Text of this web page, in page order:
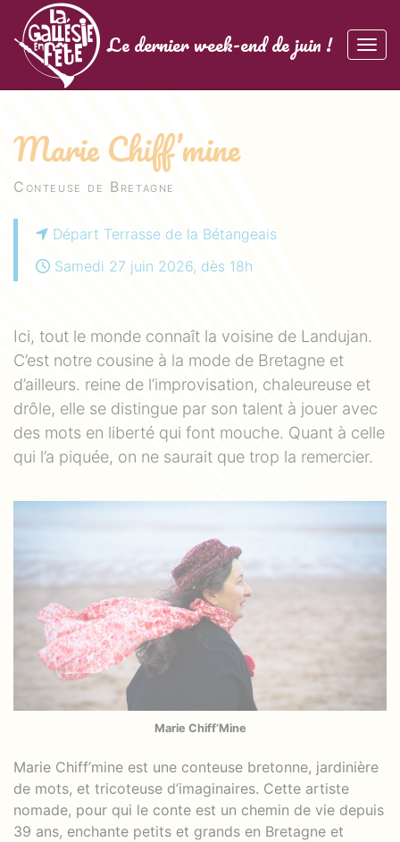
La Gallésie en Fête
Le dernier week-end de juin !
Marie Chiff’mine
Conteuse de Bretagne
Départ Terrasse de la Bétangeais
Samedi 27 juin 2026, dès 18h
Ici, tout le monde connaît la voisine de Landujan.
C’est notre cousine à la mode de Bretagne et
d’ailleurs. reine de l’improvisation, chaleureuse et
drôle, elle se distingue par son talent à jouer avec
des mots en liberté qui font mouche. Quant à celle
qui l’a piquée, on ne saurait que trop la remercier.
Marie Chiff’Mine
Marie Chiff’mine est une conteuse bretonne, jardinière
de mots, et tricoteuse d’imaginaires. Cette artiste
nomade, pour qui le conte est un chemin de vie depuis
39 ans, enchante petits et grands en Bretagne et
Panneau de gestion des cookies